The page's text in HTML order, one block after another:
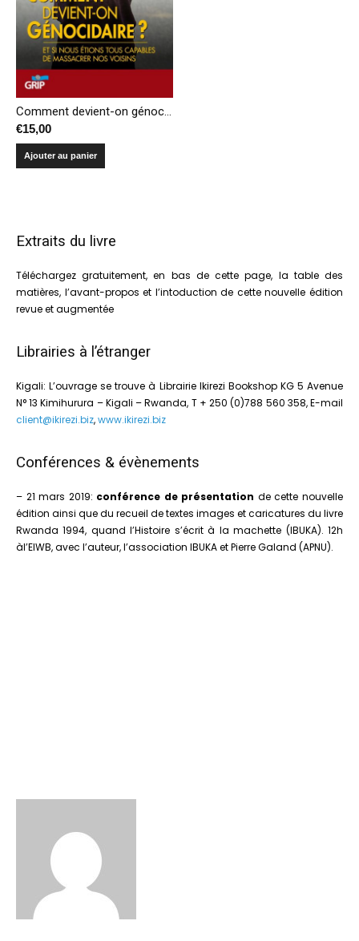
Comment devient-on génocidaire? Et si nous étions tous capables de massacrer nos voisins (réédition)
€15,00
Ajouter au panier
Extraits du livre
Téléchargez gratuitement, en bas de cette page, la table des
matières, l’avant-propos et l’intoduction de cette nouvelle édition
revue et augmentée
Librairies à l’étranger
Kigali: L’ouvrage se trouve à Librairie Ikirezi Bookshop KG 5 Avenue
N° 13 Kimihurura – Kigali – Rwanda, T + 250 (0)788 560 358, E-mail
client@ikirezi.biz,www.ikirezi.biz
Conférences & évènements
– 21 mars 2019: conférence de présentation de cette nouvelle
édition ainsi que du recueil de textes images et caricatures du livre
Rwanda 1994, quand l’Histoire s’écrit à la machette (IBUKA). 12h
àl’EIWB, avec l’auteur, l’association IBUKA et Pierre Galand (APNU).